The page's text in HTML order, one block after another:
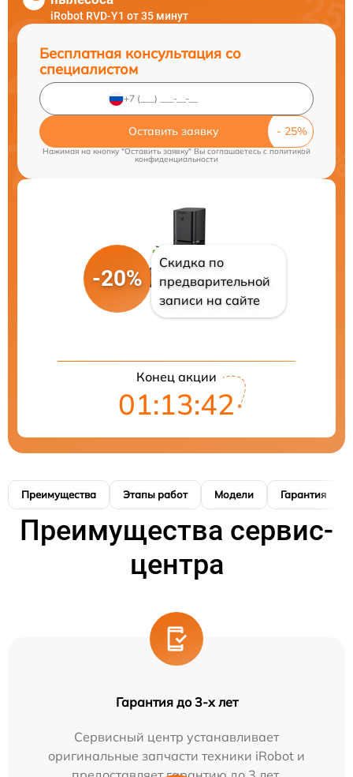
iRobot RVD-Y1 от 35 минут
Бесплатная консультация со
специалистом
Оставить заявку
Нажимая на кнопку "Оставить заявку" Вы соглашаетесь cполитикой
конфиденциальности
-20%
Скидка по
предварительной
записи на сайте
Конец акции
01:13:41
Преимущества Этапы работ Модели Гарантия
Преимущества сервис-
центра
Гарантия до 3-х лет
Сервисный центр устанавливает
оригинальные запчасти техники iRobot и